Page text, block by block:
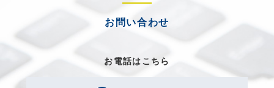
お問い合わせ
お電話はこちら